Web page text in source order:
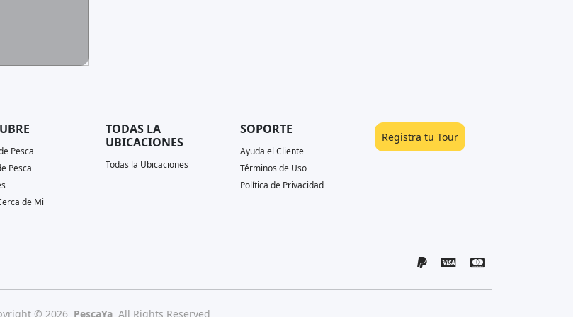
Pesca
Pesca
de Mi
TODAS LA
UBICACIONES
Todas la Ubicaciones
SOPORTE
Ayuda el Cliente
Términos de Uso
Política de Privacidad
Registra tu Tour
© 2026 PescaYa All Rights Reserved